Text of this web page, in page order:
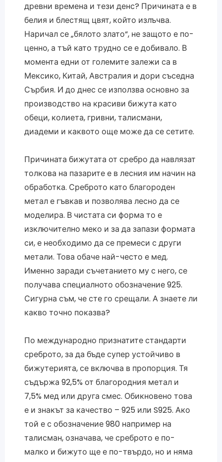
древни времена и тези денс? Причината е в
белия и блестящ цвят, който излъчва.
Наричал се „бялото злато“, не защото е по-
ценно, а тъй като трудно се е добивало. В
момента едни от големите залежи са в
Мексико, Китай, Австралия и дори съседна
Сърбия. И до днес се използва основно за
производство на красиви бижута като
обеци, колиета, гривни, талисмани,
диадеми и каквото още може да се сетите.
Причината бижутата от сребро да навлязат
толкова на пазарите е в лесния им начин на
обработка. Среброто като благороден
метал е гъвкав и позволява лесно да се
моделира. В чистата си форма то е
изключително меко и за да запази формата
си, е необходимо да се премеси с други
метали. Това обаче най-често е мед.
Именно заради съчетанието му с него, се
получава специалното обозначение 925.
Сигурна съм, че сте го срещали. А знаете ли
какво точно показва?
По международно признатите стандарти
среброто, за да бъде супер устойчиво в
бижутерията, се включва в пропорция. Тя
съдържа 92,5% от благородния метал и
7,5% мед или друга смес. Обикновено това
е и знакът за качество – 925 или S925. Ако
той е с обозначение 980 например на
талисман, означава, че среброто е по-
малко и бижуто ще е по-твърдо, но и няма